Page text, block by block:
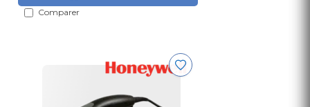
Comparer